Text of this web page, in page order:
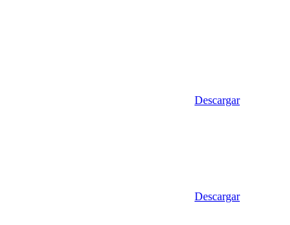
Descargar
Descargar